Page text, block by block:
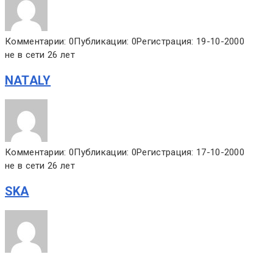
Комментарии: 0 Публикации: 0Регистрация: 19-10-2000
не в сети 26 лет
NATALY
Комментарии: 0 Публикации: 0Регистрация: 17-10-2000
не в сети 26 лет
SKA